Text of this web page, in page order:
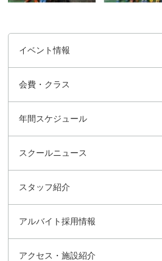
イベント情報
会費・クラス
年間スケジュール
スクールニュース
スタッフ紹介
アルバイト採用情報
アクセス・施設紹介